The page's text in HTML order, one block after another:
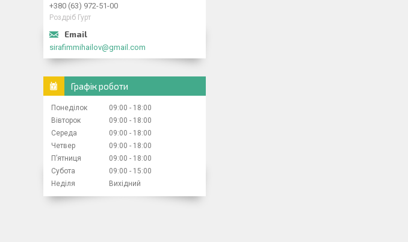
+380 (63) 972-51-00
Роздріб Гурт
sirafimmihailov@gmail.com
Графік роботи
Понеділок 09:00
18:00
Вівторок
09:00
18:00
Середа
09:00
18:00
Четвер
09:00
18:00
Пʼятниця
09:00
18:00
Субота
09:00
15:00
Неділя
Вихідний